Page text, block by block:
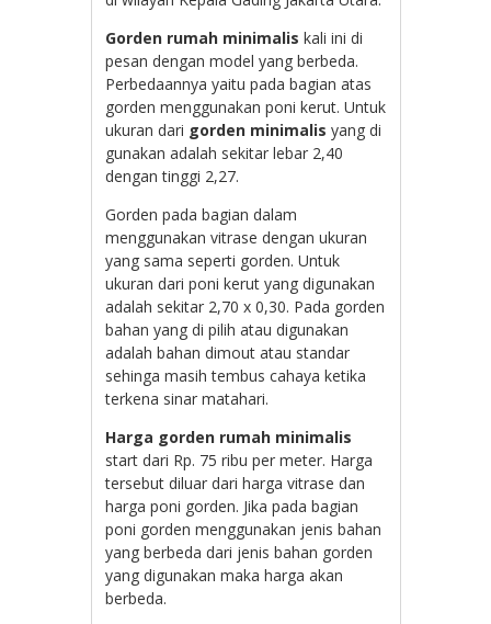
Gorden rumah minimalis kali ini di
pesan dengan model yang berbeda.
Perbedaannya yaitu pada bagian atas
gorden menggunakan poni kerut. Untuk
ukuran dari gorden minimalis yang di
gunakan adalah sekitar lebar 2,40
dengan tinggi 2,27.
Gorden pada bagian dalam
menggunakan vitrase dengan ukuran
yang sama seperti gorden. Untuk
ukuran dari poni kerut yang digunakan
adalah sekitar 2,70 x 0,30. Pada gorden
bahan yang di pilih atau digunakan
adalah bahan dimout atau standar
sehinga masih tembus cahaya ketika
terkena sinar matahari.
Harga gorden rumah minimalis
start dari Rp. 75 ribu per meter. Harga
tersebut diluar dari harga vitrase dan
harga poni gorden. Jika pada bagian
poni gorden menggunakan jenis bahan
yang berbeda dari jenis bahan gorden
yang digunakan maka harga akan
berbeda.